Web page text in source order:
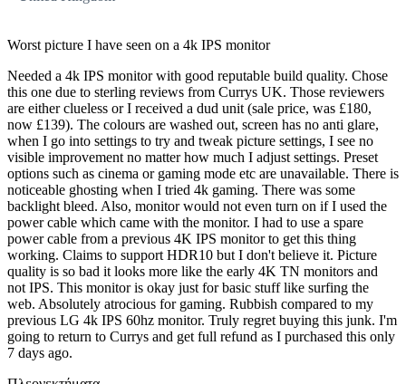
Worst picture I have seen on a 4k IPS monitor
Needed a 4k IPS monitor with good reputable build quality. Chose
this one due to sterling reviews from Currys UK. Those reviewers
are either clueless or I received a dud unit (sale price, was £180,
now £139). The colours are washed out, screen has no anti glare,
when I go into settings to try and tweak picture settings, I see no
visible improvement no matter how much I adjust settings. Preset
options such as cinema or gaming mode etc are unavailable. There is
noticeable ghosting when I tried 4k gaming. There was some
backlight bleed. Also, monitor would not even turn on if I used the
power cable which came with the monitor. I had to use a spare
power cable from a previous 4K IPS monitor to get this thing
working. Claims to support HDR10 but I don't believe it. Picture
quality is so bad it looks more like the early 4K TN monitors and
not IPS. This monitor is okay just for basic stuff like surfing the
web. Absolutely atrocious for gaming. Rubbish compared to my
previous LG 4k IPS 60hz monitor. Truly regret buying this junk. I'm
going to return to Currys and get full refund as I purchased this only
7 days ago.